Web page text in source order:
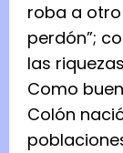
roba a otro
perdón”;
las
Como
Colón